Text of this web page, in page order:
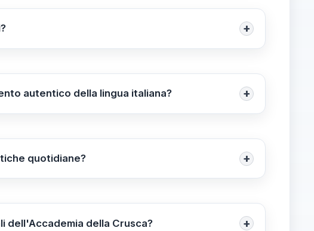
+
. La selezione dei partecipanti avviene in ordine di
autentico della lingua italiana? +
i materiali favoriscono la scoperta e la
quotidiane? +
pratiche didattiche quotidiane, offrendo
dell'Accademia della Crusca? +